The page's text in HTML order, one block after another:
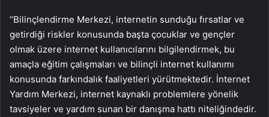
“Bilinçlendirme Merkezi, internetin sunduğu fırsatlar ve
getirdiği riskler konusunda başta çocuklar ve gençler
olmak üzere internet kullanıcılarını bilgilendirmek, bu
amaçla eğitim çalışmaları ve bilinçli internet kullanımı
konusunda farkındalık faaliyetleri yürütmektedir. İnternet
Yardım Merkezi, internet kaynaklı problemlere yönelik
tavsiyeler ve yardım sunan bir danışma hattı niteliğindedir.